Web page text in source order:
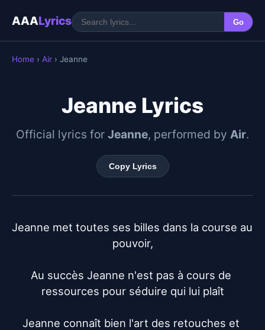
AAALyrics Go
Home › Air › Jeanne
Jeanne Lyrics
Official lyrics for Jeanne, performed by Air.
Copy Lyrics
Jeanne met toutes ses billes dans la course au
pouvoir,
Au succès Jeanne n'est pas à cours de
ressources pour séduire qui lui plaît
Jeanne connaît bien l'art des retouches et